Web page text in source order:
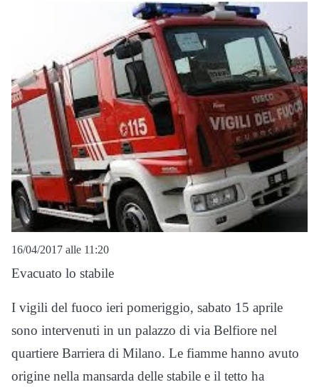
16/04/2017 alle 11:20
Evacuato lo stabile
I vigili del fuoco ieri pomeriggio, sabato 15 aprile
sono intervenuti in un palazzo di via Belfiore nel
quartiere Barriera di Milano. Le fiamme hanno avuto
origine nella mansarda delle stabile e il tetto ha